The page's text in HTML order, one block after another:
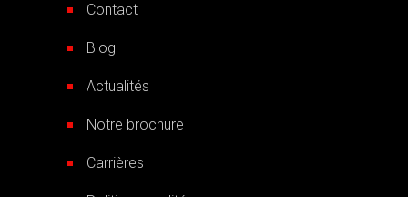
Contact
Blog
Actualités
Notre brochure
Carrières